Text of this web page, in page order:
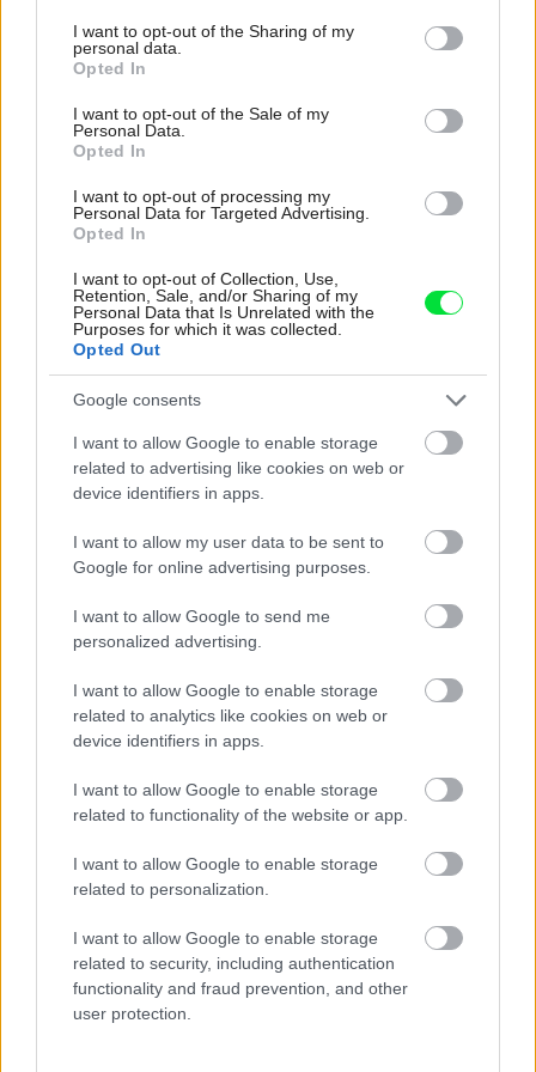
not limited to your visit or usage behaviour. You may click to
grant or deny consent to Google and its third-party tags to
use your data for below specified purposes in below Google
consent section.
I want to opt-out of the Sharing of my
personal data.
Opted In
I want to opt-out of the Sale of my
Personal Data.
Opted In
I want to opt-out of processing my
Personal Data for Targeted Advertising.
Opted In
I want to opt-out of Collection, Use,
Retention, Sale, and/or Sharing of my
Personal Data that Is Unrelated with the
Purposes for which it was collected.
Opted Out
Google consents
I want to allow Google to enable storage
related to advertising like cookies on web or
device identifiers in apps.
I want to allow my user data to be sent to
Google for online advertising purposes.
I want to allow Google to send me
personalized advertising.
I want to allow Google to enable storage
related to analytics like cookies on web or
device identifiers in apps.
I want to allow Google to enable storage
related to functionality of the website or app.
I want to allow Google to enable storage
related to personalization.
I want to allow Google to enable storage
related to security, including authentication
functionality and fraud prevention, and other
user protection.
žalúzie
Kedysi boli veľkým trendom, dnes sa im
radšej vyhnite. Týchto 7 vecí robí vašu
obývačku zastaralou